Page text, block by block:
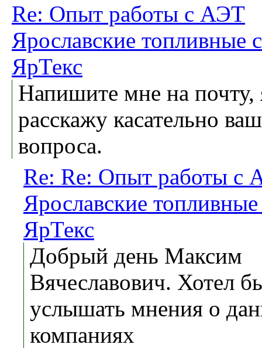
Re: Опыт работы с АЭТ
Ярославские топливные
ЯрТекс
Напишите мне на почту,
расскажу касательно
вопроса.
Re: Re: Опыт работы с
Ярославские
ЯрТекс
Добрый день Максим
Вячеславович. Хотел
услышать мнения о
компаниях